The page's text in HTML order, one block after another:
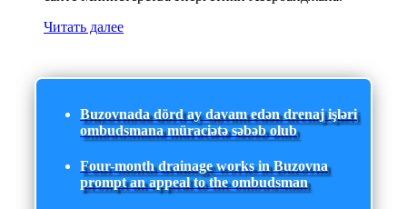
Читать далее
Buzovnada dörd ay davam edən drenaj işləri
ombudsmana müraciətə səbəb olub
Four-month drainage works in Buzovna
prompt an appeal to the ombudsman